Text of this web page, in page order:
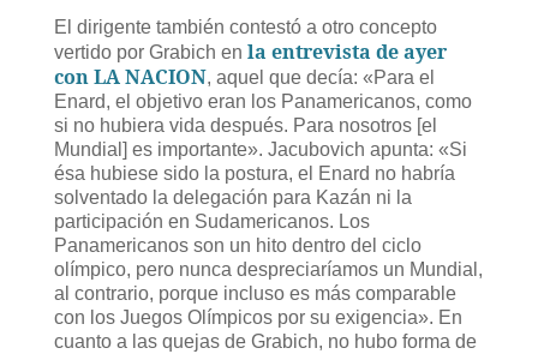
El dirigente también contestó a otro concepto
vertido por Grabich en la entrevista de ayer
con LA NACION, aquel que decía: «Para el
Enard, el objetivo eran los Panamericanos, como
si no hubiera vida después. Para nosotros [el
Mundial] es importante». Jacubovich apunta: «Si
ésa hubiese sido la postura, el Enard no habría
solventado la delegación para Kazán ni la
participación en Sudamericanos. Los
Panamericanos son un hito dentro del ciclo
olímpico, pero nunca despreciaríamos un Mundial,
al contrario, porque incluso es más comparable
con los Juegos Olímpicos por su exigencia». En
cuanto a las quejas de Grabich, no hubo forma de